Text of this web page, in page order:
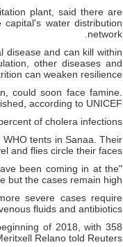
plant, said there are
water distribution
network.
disease and can kill within
other diseases and
can weaken resilience.
could soon face famine.
according to UNICEF.
of cholera infections.
tents in Sanaa. Their
and flies circle their faces.
been coming in at the
the cases remain high."
severe cases require
fluids and antibiotics.
of 2018, with 358
Relano told Reuters.